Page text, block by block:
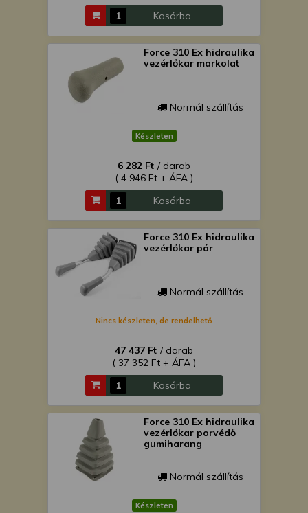
Kosárba
Force 310 Ex hidraulika
vezérlőkar markolat
Normál szállítás
Készleten
6 282 Ft / darab
( 4 946 Ft + ÁFA )
Kosárba
Force 310 Ex hidraulika
vezérlőkar pár
Normál szállítás
Nincs készleten, de rendelhető
47 437 Ft / darab
( 37 352 Ft + ÁFA )
Kosárba
Force 310 Ex hidraulika
vezérlőkar porvédő
gumiharang
Normál szállítás
Készleten